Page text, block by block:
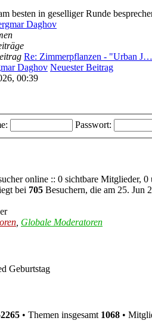
besten in geselliger Runde
Daghov
Re: Zimmerpflanzen - "Urban J…
Daghov Neuester Beitrag
00:39
Passwort:
online :: 0 sichtbare Mitglieder,
bei 705 Besuchern, die am 25. Jun
, Globale Moderatoren
Geburtstag
• Themen insgesamt 1068 •